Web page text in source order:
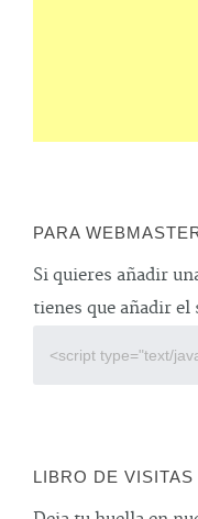
PARA
Si quieres añadir
tienes que añadir el
LIBRO DE VISITAS